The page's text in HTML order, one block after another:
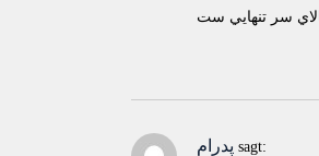
پدرام sagt: